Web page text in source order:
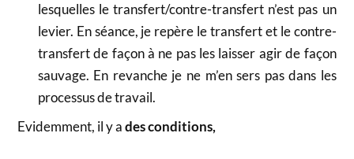
lesquelles le transfert/contre-transfert n’est pas un
levier. En séance, je repère le transfert et le contre-
transfert de façon à ne pas les laisser agir de façon
sauvage. En revanche je ne m’en sers pas dans les
processus de travail.
Evidemment, il y ades conditions,